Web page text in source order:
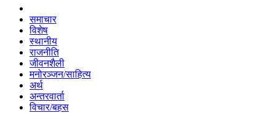
समाचार
विशेष
स्थानीय
राजनीति
जीवनशैली
मनोरञ्जन/साहित्य
अर्थ
अन्तरवार्ता
विचार/बहस